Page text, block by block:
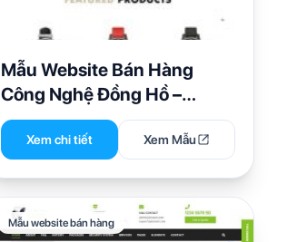
Mẫu Website Bán Hàng
Công Nghệ Đồng Hồ –
Swisseagle
Xem chi tiết Xem Mẫu
Mẫu website bán hàng